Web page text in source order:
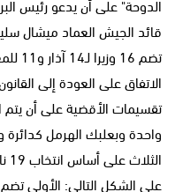
قائد الجيش العماد ميشال
تقسيمات الأقضية على أن يتم
واحدة وبعلبك الهرمل كدائرة
على الشكل التالي: الأولى تضم